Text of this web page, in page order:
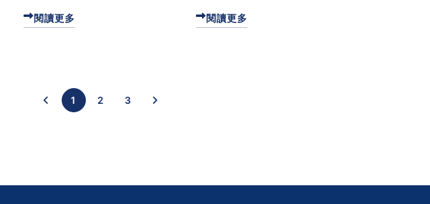
間活躍起來。這些技巧不僅適用於
力！
閱讀更多
課綱發想到簡報完成的完整流程。
閱讀更多
1 2 3